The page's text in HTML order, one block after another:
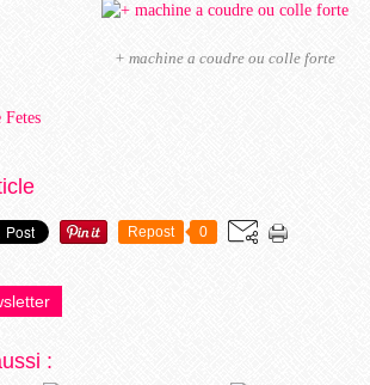
+ machine a coudre ou colle forte
Repost 0
: